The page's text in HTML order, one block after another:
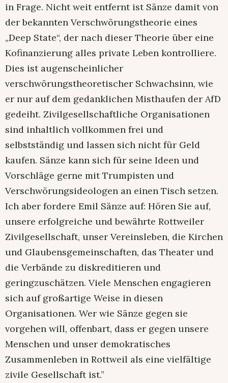
in Frage. Nicht weit entfernt ist Sänze damit von
der bekannten Verschwörungstheorie eines
„Deep State“, der nach dieser Theorie über eine
Kofinanzierung alles private Leben kontrolliere.
Dies ist augenscheinlicher
verschwörungstheoretischer Schwachsinn, wie
er nur auf dem gedanklichen Misthaufen der AfD
gedeiht. Zivilgesellschaftliche Organisationen
sind inhaltlich vollkommen frei und
selbstständig und lassen sich nicht für Geld
kaufen. Sänze kann sich für seine Ideen und
Vorschläge gerne mit Trumpisten und
Verschwörungsideologen an einen Tisch setzen.
Ich aber fordere Emil Sänze auf: Hören Sie auf,
unsere erfolgreiche und bewährte Rottweiler
Zivilgesellschaft, unser Vereinsleben, die Kirchen
und Glaubensgemeinschaften, das Theater und
die Verbände zu diskreditieren und
geringzuschätzen. Viele Menschen engagieren
sich auf großartige Weise in diesen
Organisationen. Wer wie Sänze gegen sie
vorgehen will, offenbart, dass er gegen unsere
Menschen und unser demokratisches
Zusammenleben in Rottweil als eine vielfältige
zivile Gesellschaft ist.”